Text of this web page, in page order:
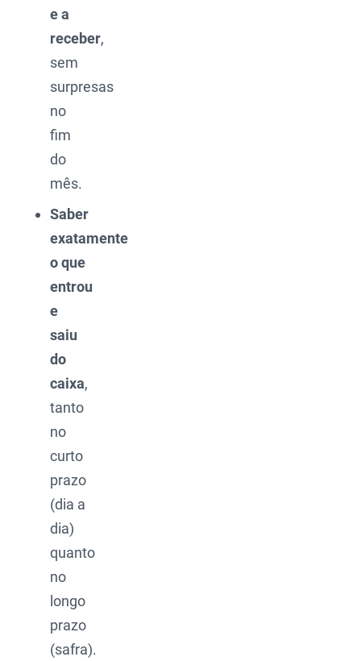
e a
receber,
sem
surpresas
no
fim
do
mês.
Saber
exatamente
o que
entrou
e
saiu
do
caixa,
tanto
no
curto
prazo
(dia a
dia)
quanto
no
longo
prazo
(safra).